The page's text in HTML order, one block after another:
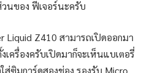
นของ ฟีเจอร์นะครับ
Liquid Z410 สามารถเปิดออกมา
เครื่องครับเปิดมาก็จะเห็นแบเตอรี่
ซิมการ์ดสองช่อง รองรับ Micro